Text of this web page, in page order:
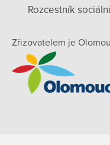
Rozcestník
Zřizovatelem je